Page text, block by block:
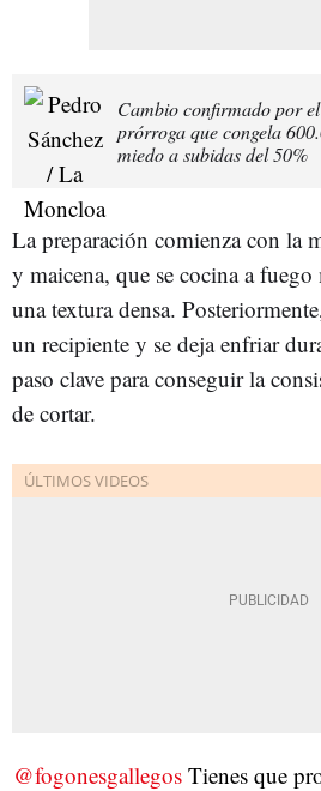
Cambio confirmado por
prórroga que congela
miedo a subidas del 50%
La preparación comienza con la
y maicena, que se cocina a
una textura densa.
un recipiente y se deja enfriar
paso clave para conseguir la
de cortar.
@fogonesgallegosTienes que